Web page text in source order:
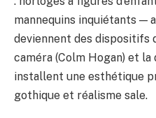
mannequins inquiétants —
deviennent des dispositifs
caméra (Colm Hogan) et
installent une esthétique
gothique et réalisme sale.